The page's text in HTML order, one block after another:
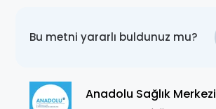
Bu metni yararlı buldunuz mu?
Anadolu Sağlık Merkezi